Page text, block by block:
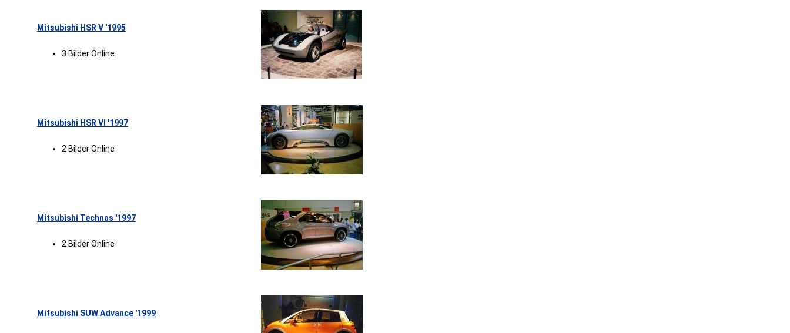
Mitsubishi HSR V '1995
3 Bilder Online
Mitsubishi HSR VI '1997
2 Bilder Online
Mitsubishi Technas '1997
2 Bilder Online
Mitsubishi SUW Advance '1999